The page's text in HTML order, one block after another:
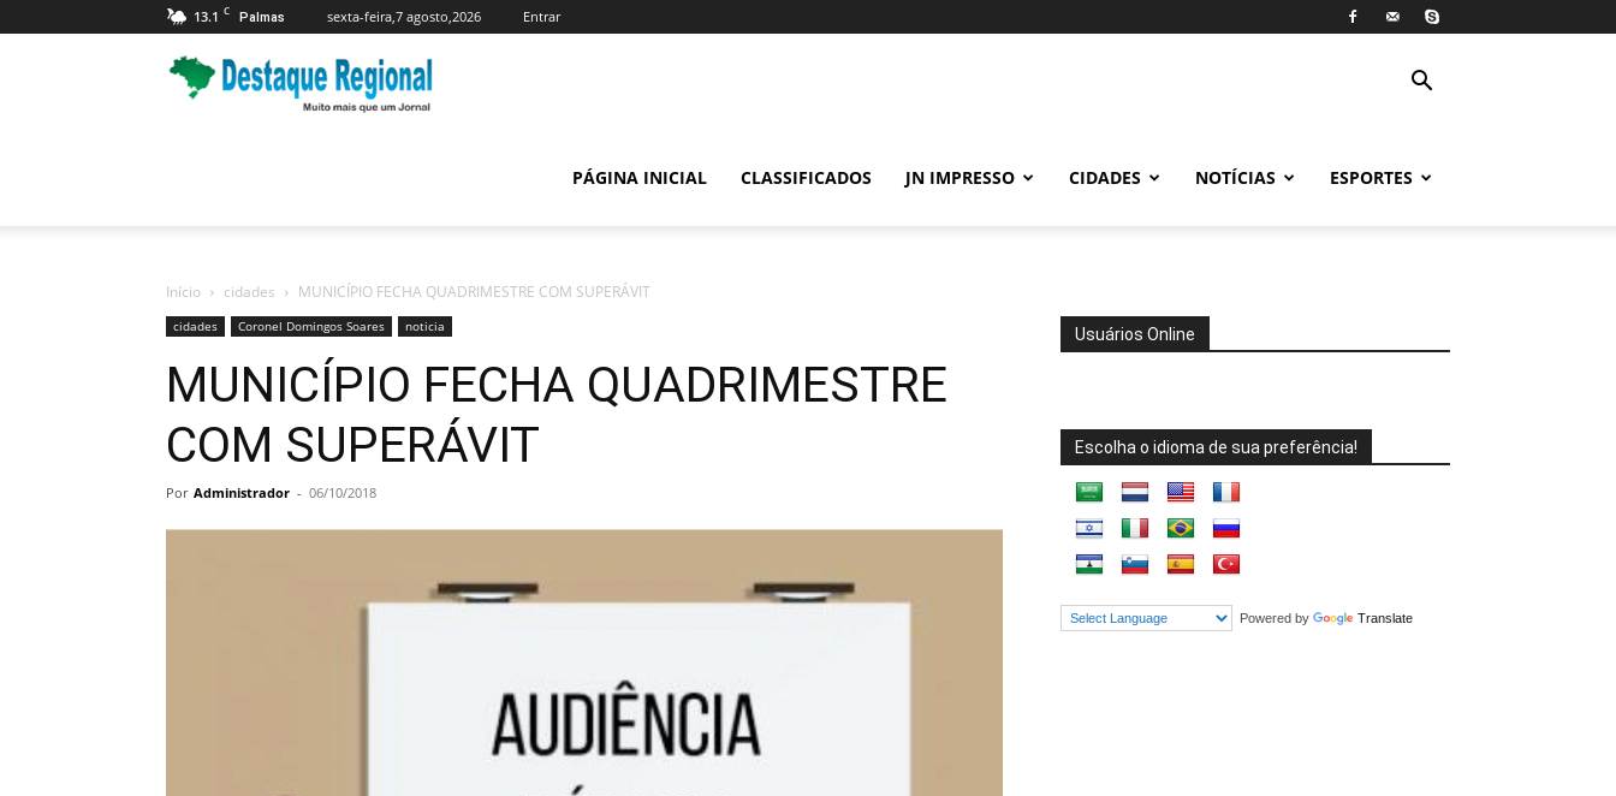
13.1 C Palmas sexta-feira,7 agosto,2026 Entrar
PÁGINA INICIAL CLASSIFICADOS JN IMPRESSO CIDADES NOTÍCIAS ESPORTES
Início cidades MUNICÍPIO FECHA QUADRIMESTRE COM SUPERÁVIT
cidades Coronel Domingos Soares noticia
MUNICÍPIO FECHA QUADRIMESTRE
COM SUPERÁVIT
Por Administrador - 06/10/2018
Usuários Online
Escolha o idioma de sua preferência!
Powered by Translate